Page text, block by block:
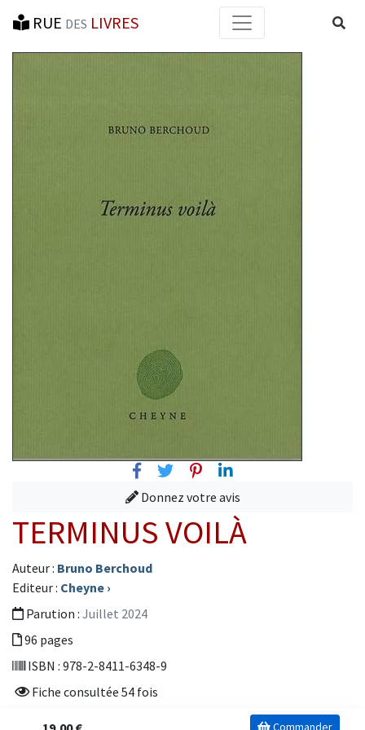
RUE DES LIVRES
FacebookTwitterPinterest
Linkedin
Donnez votre avis
TERMINUS VOILÀ
Auteur : Bruno Berchoud
Editeur : Cheyne ›
Parution : Juillet 2024
96 pages
ISBN : 978-2-8411-6348-9
Fiche consultée 54 fois
Commander